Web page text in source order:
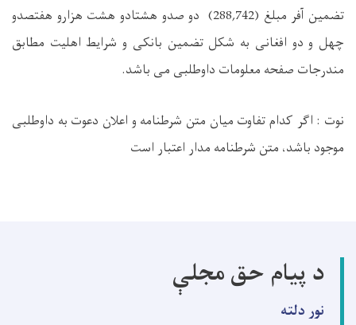
تضمین آفر مبلغ (288,742) دو صدو هشتادو هشت هزارو هفتصدو
چهل و دو افغانی به شکل تضمین بانکی و شرایط اهلیت مطابق
مندرجات صفحه معلومات داوطلبی می باشد.
نوت : اگر کدام تفاوت میان متن شرطنامه و اعلان دعوت به داوطلبی
موجود باشد، متن شرطنامه مدار اعتبار است
د پیام حق مجلې
نور دلته